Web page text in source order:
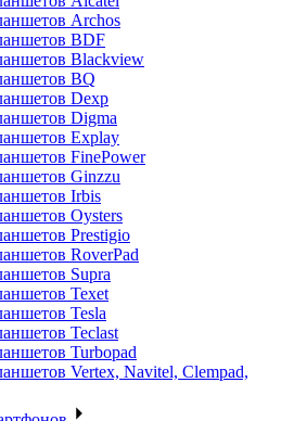
Archos
BDF
Blackview
BQ
Dexp
Digma
Explay
FinePower
Ginzzu
Irbis
Oysters
Prestigio
RoverPad
Supra
Texet
Tesla
Teclast
Turbopad
Vertex, Navitel, Clempad,